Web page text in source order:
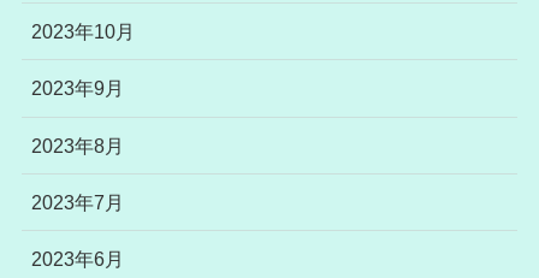
2023年10月
2023年9月
2023年8月
2023年7月
2023年6月